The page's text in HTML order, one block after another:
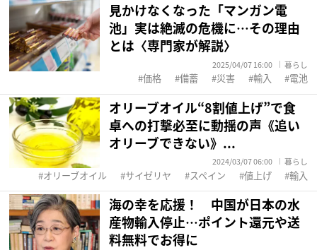
見かけなくなった「マンガン電
池」実は絶滅の危機に…その理由
とは〈専門家が解説〉
2025/04/07 16:00 暮らし
価格 備蓄 災害 輸入 電池
オリーブオイル“8割値上げ”で食
卓への打撃必至に動揺の声《追い
オリーブできない》...
2024/03/07 06:00 暮らし
オリーブオイル サイゼリヤ スペイン 値上げ 輸入
海の幸を応援！ 中国が日本の水
産物輸入停止…ポイント還元や送
料無料でお得に